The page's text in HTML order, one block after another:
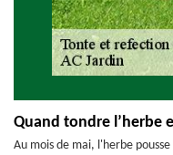
Quand tondre l’herbe
Au mois de mai, l'herbe